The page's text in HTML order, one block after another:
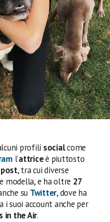
profili socialcome
l’attriceè piuttosto
, tra cui diverse
modella, e ha oltre 27
su Twitter, dove ha
i suoi account anche per
in the Air.